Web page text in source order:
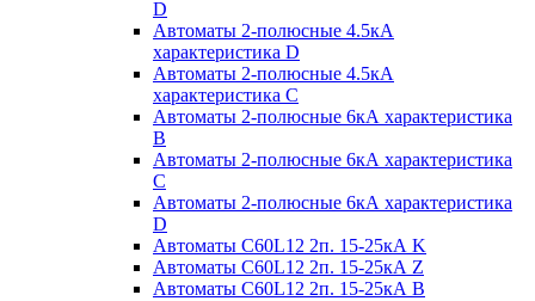
D
Автоматы 2-полюсные 4.5кА
характеристика D
Автоматы 2-полюсные 4.5кА
характеристика С
Автоматы 2-полюсные 6кА характеристика
B
Автоматы 2-полюсные 6кА характеристика
C
Автоматы 2-полюсные 6кА характеристика
D
Автоматы C60L12 2п. 15-25кА K
Автоматы C60L12 2п. 15-25кА Z
Автоматы C60L12 2п. 15-25кА B